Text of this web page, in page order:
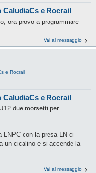
CaludiaCs e Rocrail
ora provo a programmare
Vai al messaggio
e Rocrail
CaludiaCs e Rocrail
due morsetti per
LNPC con la presa LN di
un cicalino e si accende la
Vai al messaggio